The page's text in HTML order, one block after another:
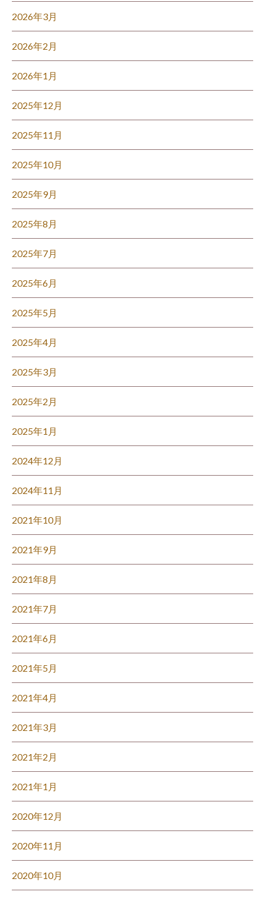
2026年3月
2026年2月
2026年1月
2025年12月
2025年11月
2025年10月
2025年9月
2025年8月
2025年7月
2025年6月
2025年5月
2025年4月
2025年3月
2025年2月
2025年1月
2024年12月
2024年11月
2021年10月
2021年9月
2021年8月
2021年7月
2021年6月
2021年5月
2021年4月
2021年3月
2021年2月
2021年1月
2020年12月
2020年11月
2020年10月